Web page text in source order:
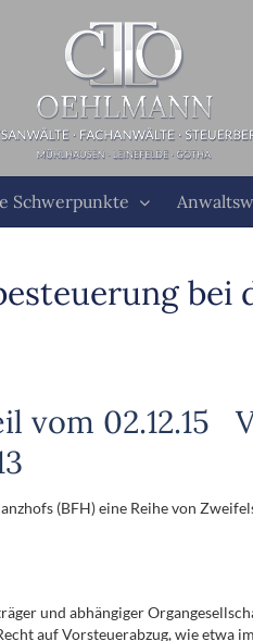
Schwerpunkte
bei
vom 02.12.15
(BFH) eine Reihe von
und abhängiger
auf Vorsteuerabzug, wie etwa